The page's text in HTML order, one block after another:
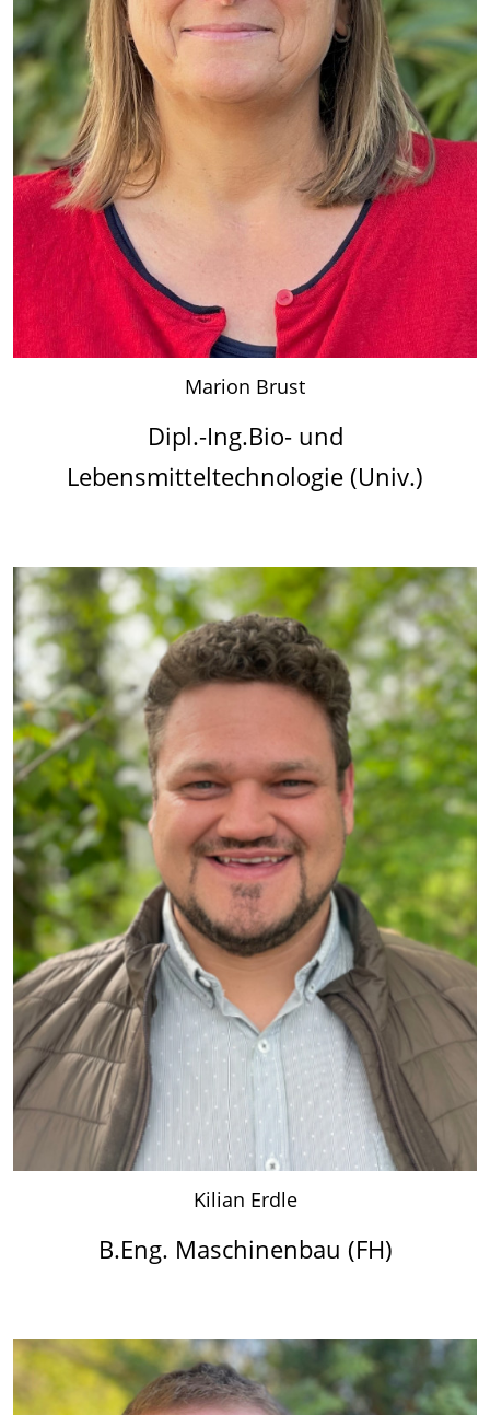
Marion Brust
Dipl.-Ing.Bio- und
Lebensmitteltechnologie (Univ.)
Kilian Erdle
B.Eng. Maschinenbau (FH)